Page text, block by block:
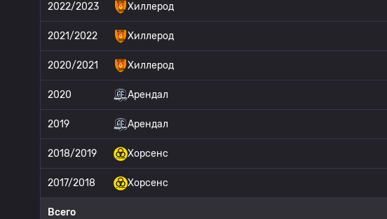
2022/2023 Хиллерод
2021/2022 Хиллерод
2020/2021 Хиллерод
2020 Арендал
2019 Арендал
2018/2019 Хорсенс
2017/2018 Хорсенс
Всего